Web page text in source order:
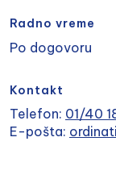
Radno vreme
Po dogovoru
Kontakt
Telefon: 01/40
E-pošta: